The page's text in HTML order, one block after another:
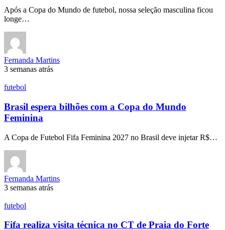
Após a Copa do Mundo de futebol, nossa seleção masculina ficou
longe…
Fernanda Martins
3 semanas atrás
futebol
Brasil espera bilhões com a Copa do Mundo
Feminina
A Copa de Futebol Fifa Feminina 2027 no Brasil deve injetar R$…
Fernanda Martins
3 semanas atrás
futebol
Fifa realiza visita técnica no CT de Praia do Forte